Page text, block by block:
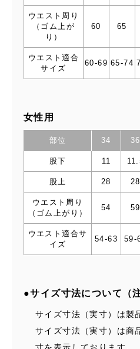
ウエスト周り
（ゴム上が
り）
60 65
ウエスト適合
サイズ
60-69 65-74
女性用
部位 34 36
股下 11
股上 28 28
ウエスト周り
（ゴム上がり）
54 59
ウエスト適合サ
イズ
54-63 59-
●サイズ寸法について（
サイズ寸法（実寸）は製
サイズ寸法（実寸）は商